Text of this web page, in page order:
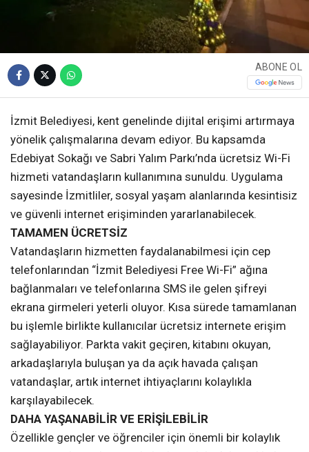
ABONE OL
İzmit Belediyesi, kent genelinde dijital erişimi artırmaya
yönelik çalışmalarına devam ediyor. Bu kapsamda
Edebiyat Sokağı ve Sabri Yalım Parkı’nda ücretsiz Wi-Fi
hizmeti vatandaşların kullanımına sunuldu. Uygulama
sayesinde İzmitliler, sosyal yaşam alanlarında kesintisiz
ve güvenli internet erişiminden yararlanabilecek.
TAMAMEN ÜCRETSİZ
Vatandaşların hizmetten faydalanabilmesi için cep
telefonlarından “İzmit Belediyesi Free Wi-Fi” ağına
bağlanmaları ve telefonlarına SMS ile gelen şifreyi
ekrana girmeleri yeterli oluyor. Kısa sürede tamamlanan
bu işlemle birlikte kullanıcılar ücretsiz internete erişim
sağlayabiliyor. Parkta vakit geçiren, kitabını okuyan,
arkadaşlarıyla buluşan ya da açık havada çalışan
vatandaşlar, artık internet ihtiyaçlarını kolaylıkla
karşılayabilecek.
DAHA YAŞANABİLİR VE ERİŞİLEBİLİR
Özellikle gençler ve öğrenciler için önemli bir kolaylık